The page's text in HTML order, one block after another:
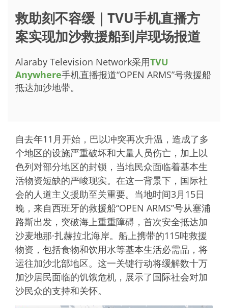
救助刻不容缓｜TVU手机直播方
案实现加沙救援船到岸现场报道
Alaraby Television Network采用TVU
Anywhere手机直播报道“OPEN ARMS”号救援船
抵达加沙地带。
自去年11月开始，巴以冲突再次升温，造成了多
个地区的设施严重破坏和大量人员伤亡，加上以
色列对部分地区的封锁，当地民众面临着基本生
活物资短缺的严峻现实。在这一背景下，国际社
会的人道主义援助至关重要。当地时间3月15日
晚，来自西班牙的救援船“OPEN ARMS”号从塞浦
路斯出发，突破海上重重障碍，首次安全抵达加
沙麦地那·扎赫拉北海岸。船上携带的115吨救援
物资，包括食物和饮用水等基本生活必需品，将
运往加沙北部地区。这一关键行动将缓解数十万
加沙居民面临的饥饿危机，展示了国际社会对加
沙民众的支持和关怀。